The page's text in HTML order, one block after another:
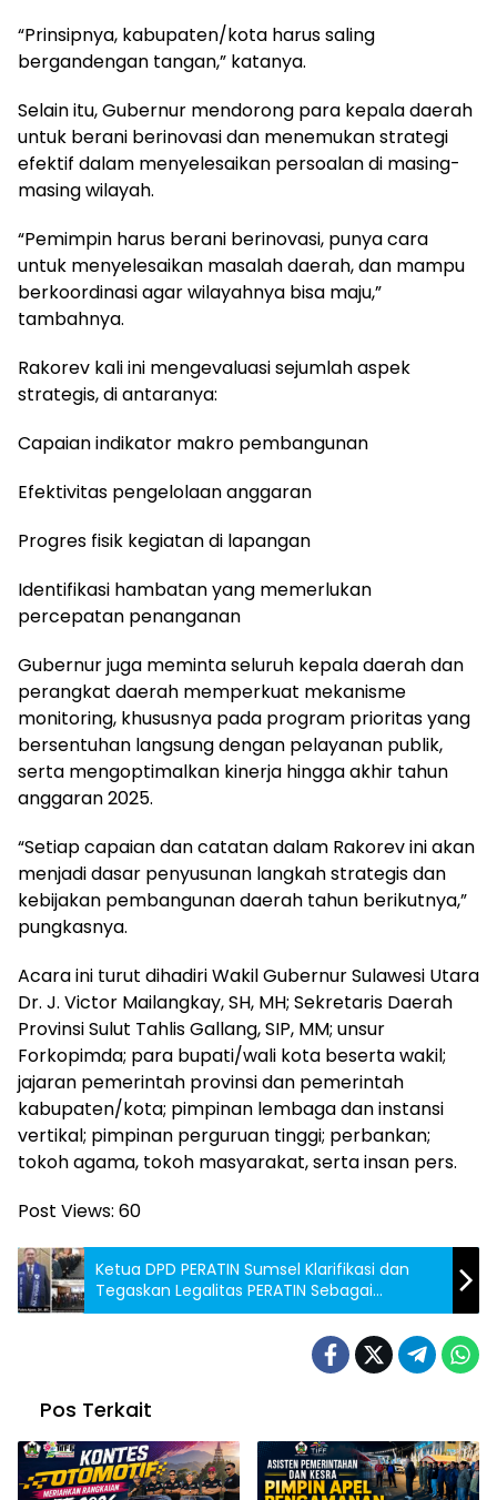
“Prinsipnya, kabupaten/kota harus saling
bergandengan tangan,” katanya.
Selain itu, Gubernur mendorong para kepala daerah
untuk berani berinovasi dan menemukan strategi
efektif dalam menyelesaikan persoalan di masing-
masing wilayah.
“Pemimpin harus berani berinovasi, punya cara
untuk menyelesaikan masalah daerah, dan mampu
berkoordinasi agar wilayahnya bisa maju,”
tambahnya.
Rakorev kali ini mengevaluasi sejumlah aspek
strategis, di antaranya:
Capaian indikator makro pembangunan
Efektivitas pengelolaan anggaran
Progres fisik kegiatan di lapangan
Identifikasi hambatan yang memerlukan
percepatan penanganan
Gubernur juga meminta seluruh kepala daerah dan
perangkat daerah memperkuat mekanisme
monitoring, khususnya pada program prioritas yang
bersentuhan langsung dengan pelayanan publik,
serta mengoptimalkan kinerja hingga akhir tahun
anggaran 2025.
“Setiap capaian dan catatan dalam Rakorev ini akan
menjadi dasar penyusunan langkah strategis dan
kebijakan pembangunan daerah tahun berikutnya,”
pungkasnya.
Acara ini turut dihadiri Wakil Gubernur Sulawesi Utara
Dr. J. Victor Mailangkay, SH, MH; Sekretaris Daerah
Provinsi Sulut Tahlis Gallang, SIP, MM; unsur
Forkopimda; para bupati/wali kota beserta wakil;
jajaran pemerintah provinsi dan pemerintah
kabupaten/kota; pimpinan lembaga dan instansi
vertikal; pimpinan perguruan tinggi; perbankan;
tokoh agama, tokoh masyarakat, serta insan pers.
Post Views: 60
Ketua DPD PERATIN Sumsel Klarifikasi dan
Tegaskan Legalitas PERATIN Sebagai
Organisasi Advokat yang Sah
Pos Terkait